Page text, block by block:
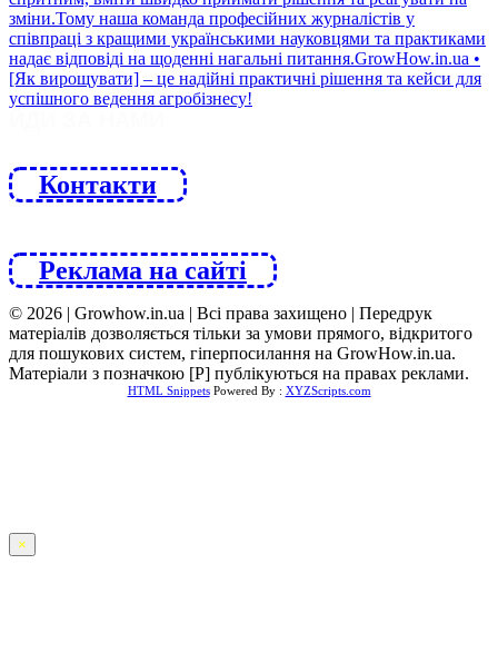
Контакти
Реклама на сайті
© 2026 | Growhow.in.ua | Всі права захищено | Передрук
матеріалів дозволяється тільки за умови прямого, відкритого
для пошукових систем, гіперпосилання на GrowHow.in.ua.
Матеріали з позначкою [Р] публікуються на правах реклами.
HTML SnippetsPowered By : XYZScripts.com
×